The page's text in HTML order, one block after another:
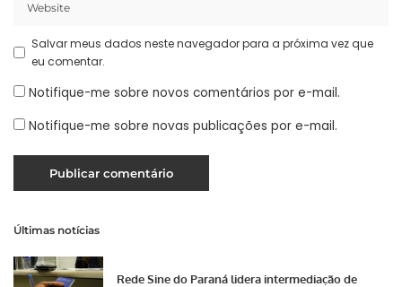
Salvar meus dados neste navegador para a próxima vez que
eu comentar.
Notifique-me sobre novos comentários por e-mail.
Notifique-me sobre novas publicações por e-mail.
Últimas notícias
Rede Sine do Paraná lidera intermediação de